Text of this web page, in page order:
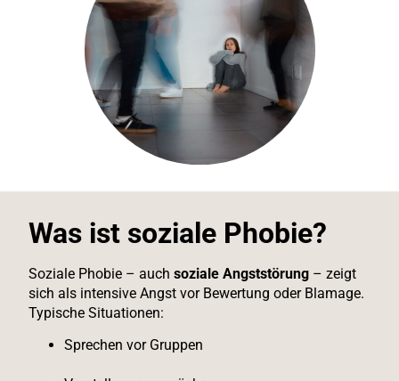
Was ist soziale Phobie?
Soziale Phobie – auch soziale Angststörung – zeigt
sich als intensive Angst vor Bewertung oder Blamage.
Typische Situationen:
Sprechen vor Gruppen